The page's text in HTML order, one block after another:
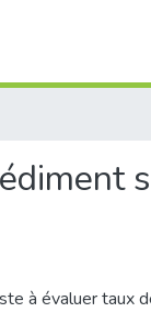
à évaluer taux